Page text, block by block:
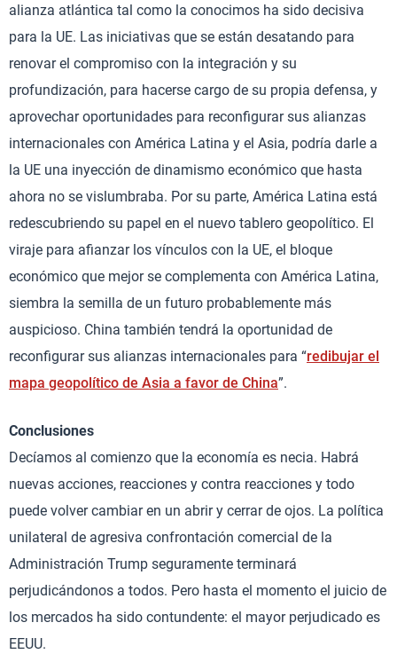
alianza atlántica tal como la conocimos ha sido decisiva
para la UE. Las iniciativas que se están desatando para
renovar el compromiso con la integración y su
profundización, para hacerse cargo de su propia defensa, y
aprovechar oportunidades para reconfigurar sus alianzas
internacionales con América Latina y el Asia, podría darle a
la UE una inyección de dinamismo económico que hasta
ahora no se vislumbraba. Por su parte, América Latina está
redescubriendo su papel en el nuevo tablero geopolítico. El
viraje para afianzar los vínculos con la UE, el bloque
económico que mejor se complementa con América Latina,
siembra la semilla de un futuro probablemente más
auspicioso. China también tendrá la oportunidad de
reconfigurar sus alianzas internacionales para “redibujar el
mapa geopolítico de Asia a favor de China”.
Conclusiones
Decíamos al comienzo que la economía es necia. Habrá
nuevas acciones, reacciones y contra reacciones y todo
puede volver cambiar en un abrir y cerrar de ojos. La política
unilateral de agresiva confrontación comercial de la
Administración Trump seguramente terminará
perjudicándonos a todos. Pero hasta el momento el juicio de
los mercados ha sido contundente: el mayor perjudicado es
EEUU.